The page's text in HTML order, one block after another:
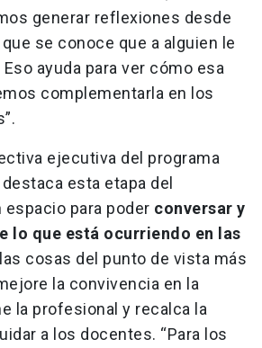
generar reflexiones desde
se conoce que a alguien le
ayuda para ver cómo esa
complementarla en los
ejecutiva del programa
esta etapa del
espacio para poder conversar y
lo que está ocurriendo en las
cosas del punto de vista más
la convivencia en la
la profesional y recalca la
a los docentes. “Para los